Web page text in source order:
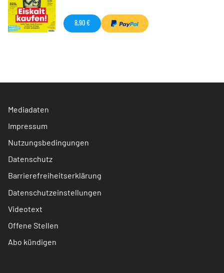
8,90 €
Mediadaten
Impressum
Nutzungsbedingungen
Datenschutz
Barrierefreiheitserklärung
Datenschutzeinstellungen
Videotext
Offene Stellen
Abo kündigen